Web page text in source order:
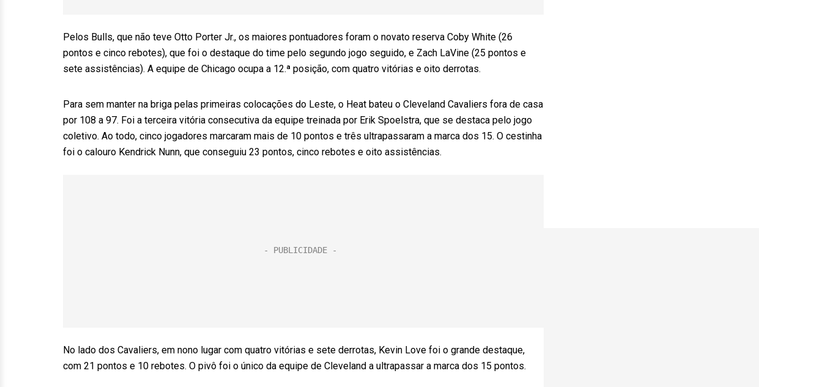
Pelos Bulls, que não teve Otto Porter Jr., os maiores pontuadores foram o novato reserva Coby White (26
pontos e cinco rebotes), que foi o destaque do time pelo segundo jogo seguido, e Zach LaVine (25 pontos e
sete assistências). A equipe de Chicago ocupa a 12.ª posição, com quatro vitórias e oito derrotas.
Para sem manter na briga pelas primeiras colocações do Leste, o Heat bateu o Cleveland Cavaliers fora de casa
por 108 a 97. Foi a terceira vitória consecutiva da equipe treinada por Erik Spoelstra, que se destaca pelo jogo
coletivo. Ao todo, cinco jogadores marcaram mais de 10 pontos e três ultrapassaram a marca dos 15. O cestinha
foi o calouro Kendrick Nunn, que conseguiu 23 pontos, cinco rebotes e oito assistências.
No lado dos Cavaliers, em nono lugar com quatro vitórias e sete derrotas, Kevin Love foi o grande destaque,
com 21 pontos e 10 rebotes. O pivô foi o único da equipe de Cleveland a ultrapassar a marca dos 15 pontos.